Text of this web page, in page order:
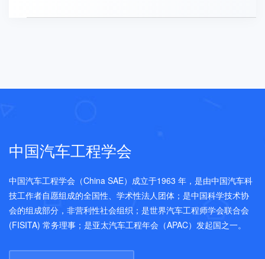
中国汽车工程学会
中国汽车工程学会（China SAE）成立于1963 年，是由中国汽车科
技工作者自愿组成的全国性、学术性法人团体；是中国科学技术协
会的组成部分，非营利性社会组织；是世界汽车工程师学会联合会
(FISITA) 常务理事；是亚太汽车工程年会（APAC）发起国之一。